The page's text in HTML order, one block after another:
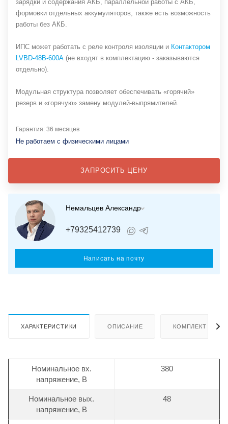
зарядки и содержания АКБ, параллельной работы с АКБ,
формовки отдельных аккумуляторов, также есть возможность
работы без АКБ.
ИПС может работать с реле контроля изоляции и Контактором
LVBD-48В-600А (не входят в комплектацию - заказываются
отдельно).
Модульная структура позволяет обеспечивать «горячий»
резерв и «горячую» замену модулей-выпрямителей.
Гарантия: 36 месяцев
Не работаем с физическими лицами
ЗАПРОСИТЬ ЦЕНУ
Немальцев Александр
+79325412739
Написать на почту
ХАРАКТЕРИСТИКИ ОПИСАНИЕ КОМПЛЕКТ
Номинальное вх.
напряжение, В
380
Номинальное вых.
напряжение, В
48